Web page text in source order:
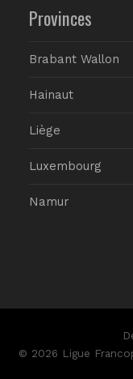
Provinces
Brabant Wallon
Hainaut
Liège
Luxembourg
Namur
© 2026 Ligue